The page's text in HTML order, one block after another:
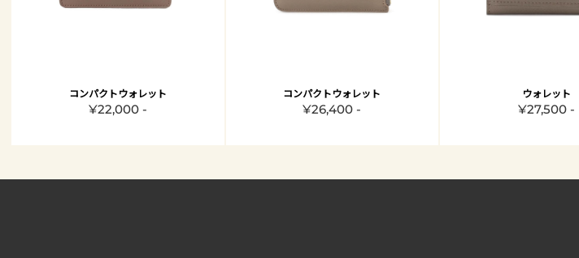
コンパクトウォレット
¥22,000 -
コンパクトウォレット
¥26,400 -
ウォレット
¥27,500 -